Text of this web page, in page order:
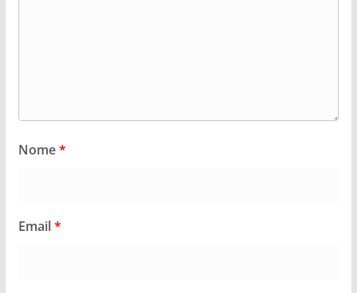
Nome*
Email*